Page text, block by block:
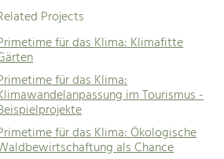
Projects
für das Klima: Klimafitte
für das Klima:
im Tourismus -
für das Klima: Ökologische
als Chance